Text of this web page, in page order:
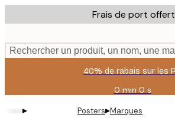
to
content.
Frais de port
Rechercher un produit, un nom, une
40% de rabais sur les
0 min 0 s
Valable
:
▸ Posters▸Marques